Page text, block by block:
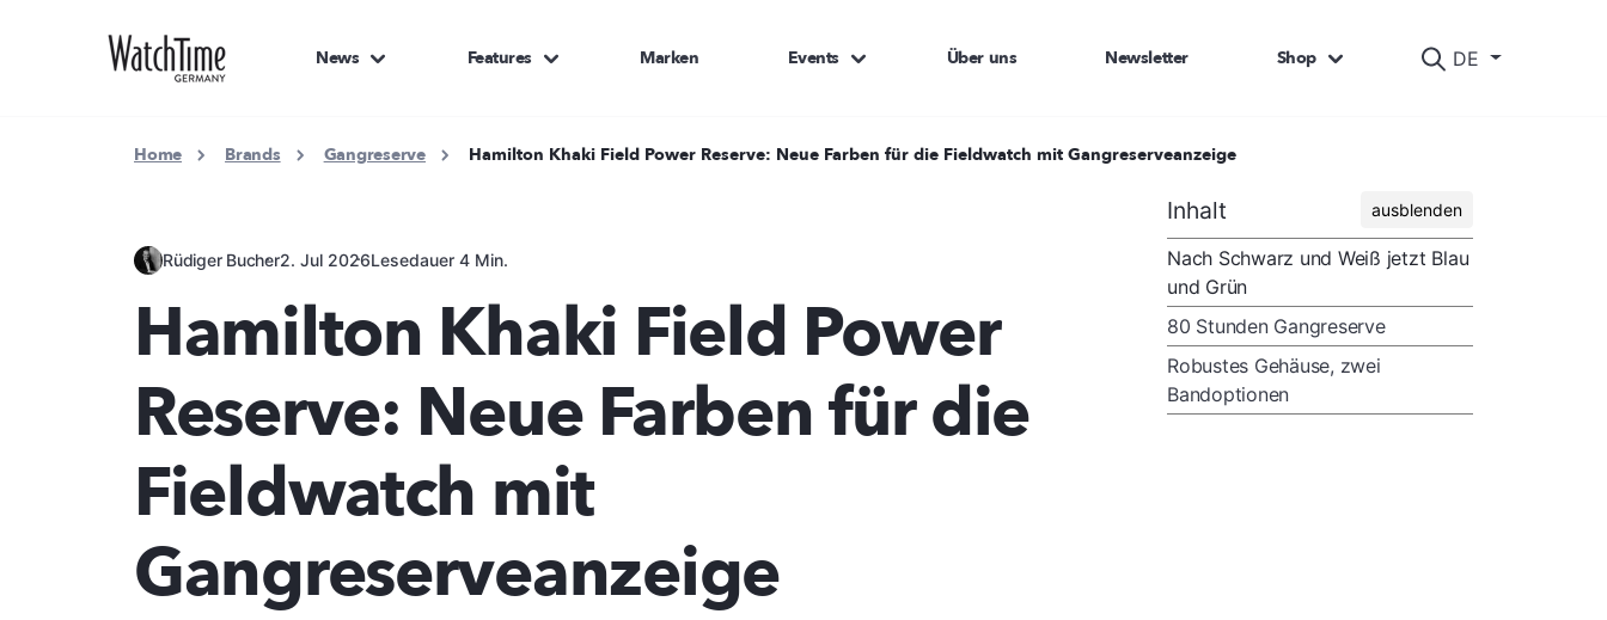
DE
News Features Marken Events Über uns Newsletter Shop
Home Brands Gangreserve Hamilton Khaki Field Power Reserve: Neue Farben für die Fieldwatch mit Gangreserveanzeige
Rüdiger Bucher2. Jul 2026Lesedauer 4 Min.
Hamilton Khaki Field Power
Reserve: Neue Farben für die
Fieldwatch mit
Gangreserveanzeige
Inhalt ausblenden
Nach Schwarz und Weiß jetzt Blau
und Grün
80 Stunden Gangreserve
Robustes Gehäuse, zwei
Bandoptionen